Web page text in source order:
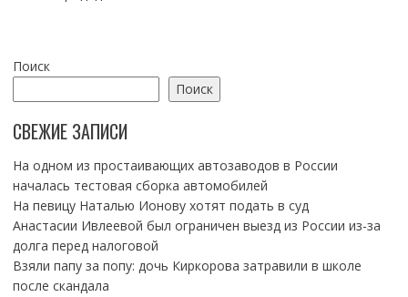
Поиск
Поиск
СВЕЖИЕ ЗАПИСИ
На одном из простаивающих автозаводов в России
началась тестовая сборка автомобилей
На певицу Наталью Ионову хотят подать в суд
Анастасии Ивлеевой был ограничен выезд из России из-за
долга перед налоговой
Взяли папу за попу: дочь Киркорова затравили в школе
после скандала